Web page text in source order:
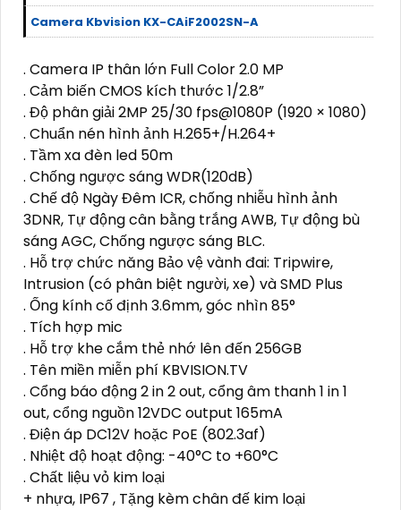
Camera Kbvision KX-CAiF2002SN-A
. Camera IP thân lớn Full Color 2.0 MP
. Cảm biến CMOS kích thước 1/2.8”
. Độ phân giải 2MP 25/30 fps@1080P (1920 × 1080)
. Chuẩn nén hình ảnh H.265+/H.264+
. Tầm xa đèn led 50m
. Chống ngược sáng WDR(120dB)
. Chế độ Ngày Đêm ICR, chống nhiễu hình ảnh
3DNR, Tự động cân bằng trắng AWB, Tự động bù
sáng AGC, Chống ngược sáng BLC.
. Hỗ trợ chức năng Bảo vệ vành đai: Tripwire,
Intrusion (có phân biệt người, xe) và SMD Plus
. Ống kính cố định 3.6mm, góc nhìn 85°
. Tích hợp mic
. Hỗ trợ khe cắm thẻ nhớ lên đến 256GB
. Tên miền miễn phí KBVISION.TV
. Cổng báo động 2 in 2 out, cổng âm thanh 1 in 1
out, cổng nguồn 12VDC output 165mA
. Điện áp DC12V hoặc PoE (802.3af)
. Nhiệt độ hoạt động: -40°C to +60°C
. Chất liệu vỏ kim loại
+ nhựa, IP67 , Tặng kèm chân đế kim loại